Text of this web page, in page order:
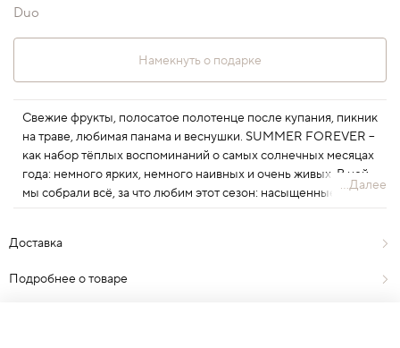
Duo
Намекнуть о подарке
Свежие фрукты, полосатое полотенце после купания, пикник
на траве, любимая панама и веснушки. SUMMER FOREVER –
как набор тёплых воспоминаний о самых солнечных месяцах
года: немного ярких, немного наивных и очень живых. В ней
мы собрали всё, за что любим этот сезон: насыщенные цвета,
лёгкость долгих дней и ощущение, будто впереди ещё целая
то самое ощущение настоящего лета.
...Далее
Доставка
Подробнее о товаре